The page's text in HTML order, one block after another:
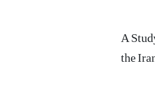
A
the